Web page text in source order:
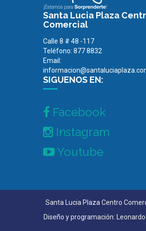
Santa Lucia Plaza
Comercial
Calle 8 # 48 -117
Teléfono: 877 8832
Email:
SIGUENOS EN:
Facebook
Instagram
Youtube
Santa Lucia Plaza Centro
Diseño y programación: